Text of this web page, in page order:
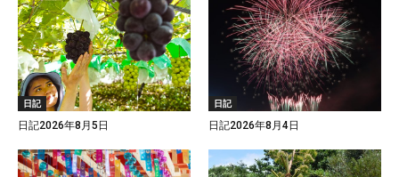
日記
日記2026年8月5日
日記
日記2026年8月4日